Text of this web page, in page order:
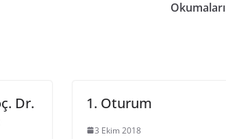
Okumaları
Dr.
1. Oturum
3 Ekim 2018